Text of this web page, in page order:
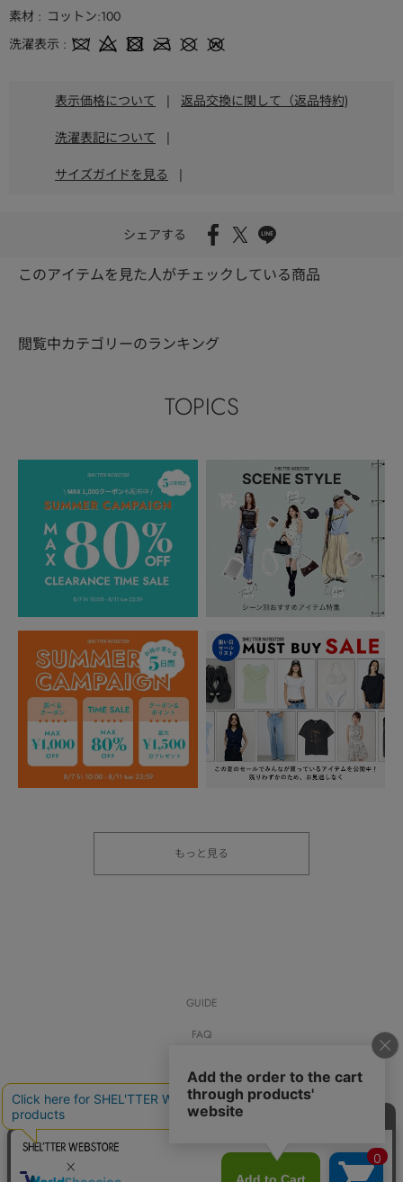
素材
コットン:100
洗濯表示
表示価格について | 返品交換に関して（返品特約)
洗濯表記について |
サイズガイドを見る |
シェアする
このアイテムを見た人がチェックしている商品
閲覧中カテゴリーのランキング
TOPICS
もっと見る
GUIDE
FAQ
CONTACT
採用情報
利用規約